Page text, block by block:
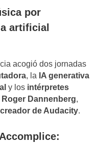
por
artificial
acogió dos jornadas
, la IA generativa
y los intérpretes
Roger Dannenberg,
de Audacity.